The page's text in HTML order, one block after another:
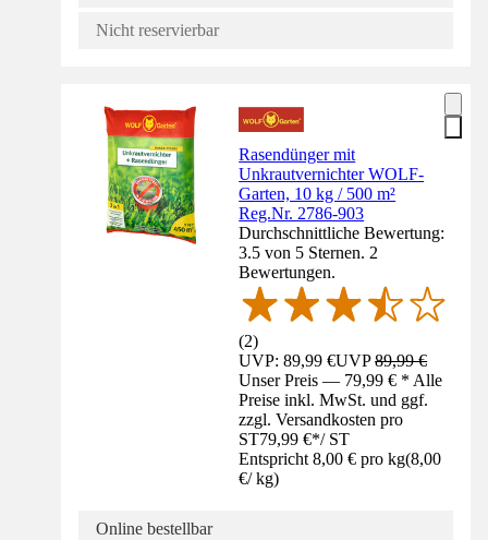
Nicht reservierbar
Rasendünger mit
Unkrautvernichter WOLF-
Garten, 10 kg / 500 m²
Reg.Nr. 2786-903
Durchschnittliche Bewertung:
3.5 von 5 Sternen. 2
Bewertungen.
(2)
UVP: 89,99 €UVP89,99 €
Unser Preis — 79,99 € * Alle
Preise inkl. MwSt. und ggf.
zzgl. Versandkosten pro
ST79,99 €*/ ST
Entspricht 8,00 € pro kg(8,00
€/ kg)
Online bestellbar